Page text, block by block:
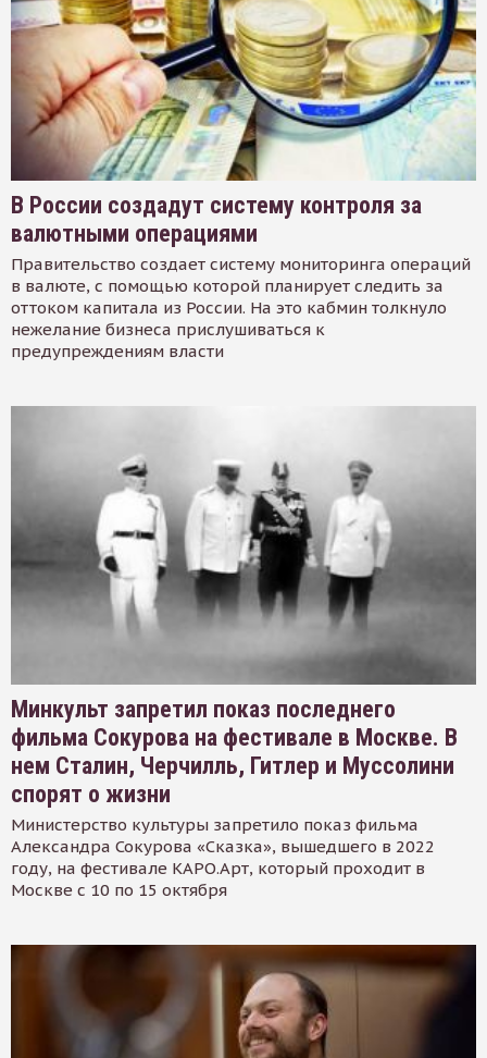
В России создадут систему контроля за
валютными операциями
Правительство создает систему мониторинга операций
в валюте, с помощью которой планирует следить за
оттоком капитала из России. На это кабмин толкнуло
нежелание бизнеса прислушиваться к
предупреждениям власти
Минкульт запретил показ последнего
фильма Сокурова на фестивале в Москве. В
нем Сталин, Черчилль, Гитлер и Муссолини
спорят о жизни
Министерство культуры запретило показ фильма
Александра Сокурова «Сказка», вышедшего в 2022
году, на фестивале КАРО.Арт, который проходит в
Москве с 10 по 15 октября